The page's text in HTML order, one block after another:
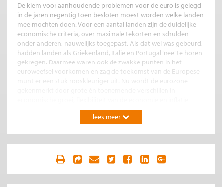
De kiem voor aanhoudende problemen voor de euro is gelegd
in de jaren negentig toen besloten moest worden welke landen
mee mochten doen. Voor een aantal landen zijn de duidelijke
economische criteria, over maximale tekorten en schulden
onder anderen, nauwelijks toegepast. Als dat wel was gebeurd,
hadden landen als Griekenland, Italië en Portugal ‘nee’ te horen
gekregen. Daarmee waren ook de zwakke punten in het
euroweefsel voorkomen en zag de toekomst van de Europese
van Italië en Griekenland. Politici wuifden die waarschuwingen
lees meer